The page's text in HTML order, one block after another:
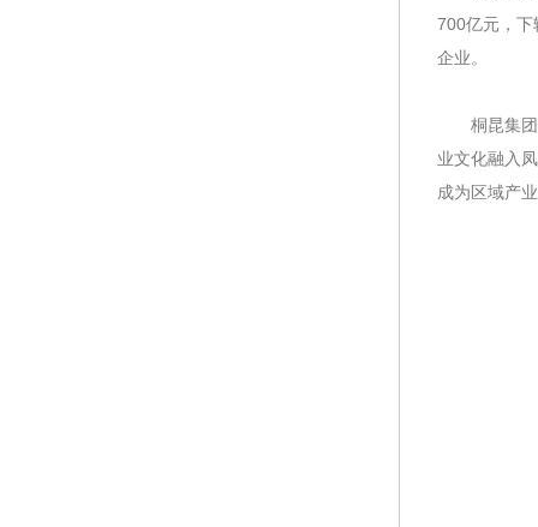
700亿元，下
企业。
桐昆集团新
业文化融入
成为区域产